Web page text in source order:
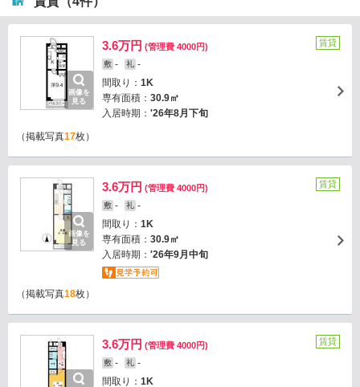
画像を
見る
3.6万円 (管理費 4000円)
敷 - 礼 -
間取り： 1K
専有面積： 30.9㎡
入居時期： '26年8月下旬
賃貸
（掲載写真17枚）
画像を
見る
3.6万円 (管理費 4000円)
敷 - 礼 -
間取り： 1K
専有面積： 30.9㎡
入居時期： '26年9月中旬
賃貸
（掲載写真18枚）
3.6万円 (管理費 4000円)
敷 - 礼 -
間取り： 1K
賃貸